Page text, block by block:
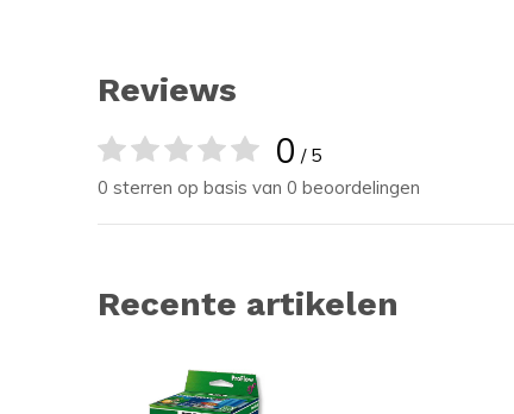
Reviews
0 / 5
0 sterren op basis van 0 beoordelingen
Recente artikelen